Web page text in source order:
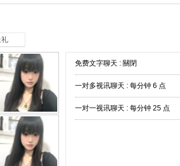
免费文字聊天 : 關閉
一对多视讯聊天 : 每分钟 6 点
一对一视讯聊天 : 每分钟 25 点